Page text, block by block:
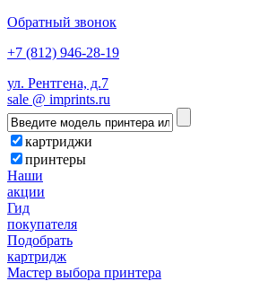
Обратный звонок
+7 (812) 946-28-19
ул. Рентгена, д.7
sale @ imprints.ru
картриджи
принтеры
Наши
акции
Гид
покупателя
Подобрать
картридж
Мастер выбора принтера